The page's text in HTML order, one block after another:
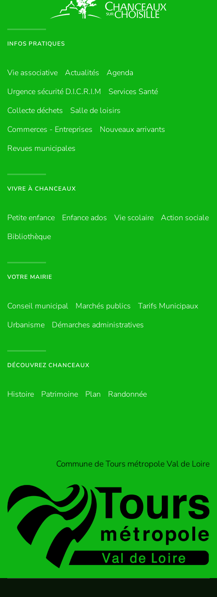
INFOS PRATIQUES
Vie associative Actualités
Agenda
Urgence sécurité D.I.C.R.I.M
Services Santé
Collecte déchets
Salle de loisirs
Commerces - Entreprises
Nouveaux arrivants
Revues municipales
VIVRE À CHANCEAUX
Petite enfance Enfance ados Vie scolaire
Action sociale
Bibliothèque
VOTRE MAIRIE
Conseil municipal Marchés publics
Tarifs Municipaux
Urbanisme
Démarches administratives
DÉCOUVREZ CHANCEAUX
Histoire Patrimoine Plan Randonnée
Commune de Tours métropole Val de Loire